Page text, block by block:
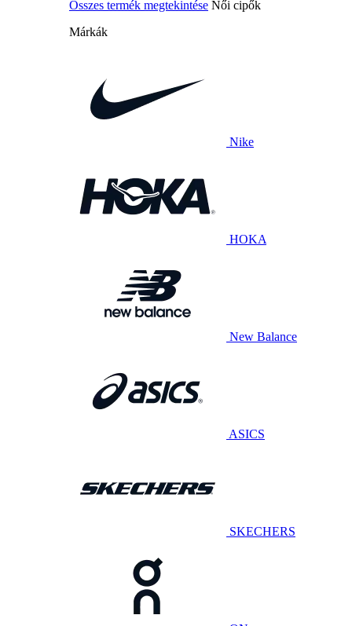
Összes termék megtekintése Női cipők
Márkák
Nike
HOKA
New Balance
ASICS
SKECHERS